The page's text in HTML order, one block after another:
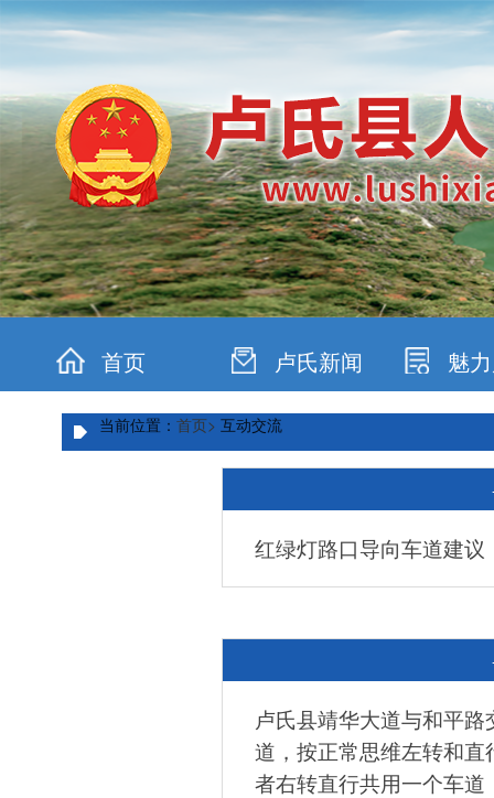
首页 卢氏新闻 魅
当前位置： 首页> 互动交流
红绿灯路口导向车道建议
卢氏县靖华大道与和平
道，按正常思维左转和
者右转直行共用一个车